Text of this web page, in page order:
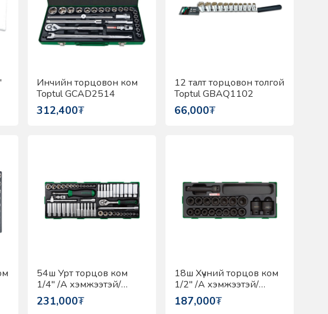
Инчийн торцовон ком
Toptul GCAD2514
312,400₮
12 талт торцовон толгой
Toptul GBAQ1102
66,000₮
54ш Урт торцов ком
1/4" /A хэмжээтэй/
Toptul GTA5440
231,000₮
18ш Хүчний торцов ком
1/2" /A хэмжээтэй/
Toptul GTA1836
187,000₮